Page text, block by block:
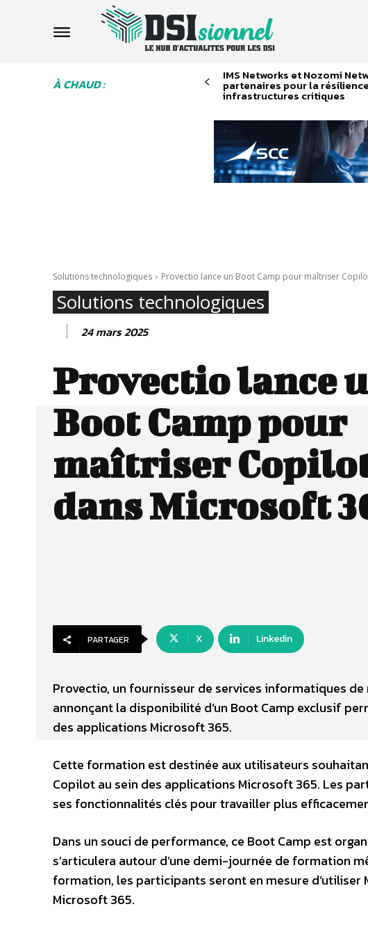
À CHAUD :
IMS Networks et Nozomi
partenaires pour la
infrastructures critiques
Solutions technologiques Provectio lance un Boot Camp pour maîtriser
Solutions technologiques
24 mars 2025
Provectio lance
Boot Camp pour
maîtriser
dans Microsoft
PARTAGER X Linkedin
Provectio, un fournisseur de services informatiques
annonçant la disponibilité d’un Boot Camp exclusif
des applications Microsoft 365.
Cette formation est destinée aux utilisateurs
Copilot au sein des applications Microsoft 365. Les
ses fonctionnalités clés pour travailler plus
Dans un souci de performance, ce Boot Camp est
s’articulera autour d’une demi-journée de formation
formation, les participants seront en mesure
Microsoft 365.